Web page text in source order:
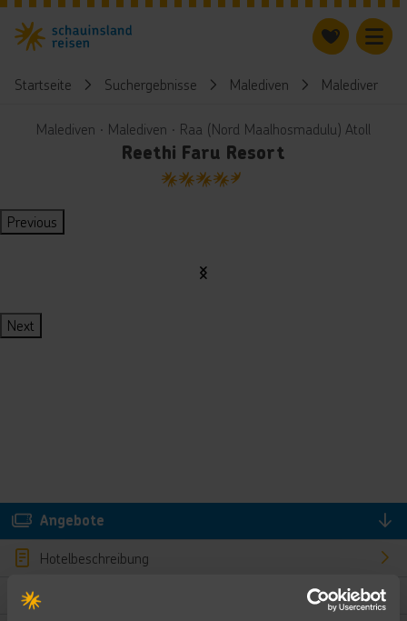
Startseite Suchergebnisse Malediven Malediven
Malediven ∙ Malediven ∙ Raa (Nord Maalhosmadulu) Atoll
Reethi Faru Resort
4.5
Previous
Next
Angebote
Hotelbeschreibung